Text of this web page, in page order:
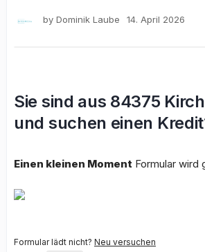
by Dominik Laube 14. April 2026
Sie sind aus 84375
und suchen einen
Einen kleinen Moment Formular wird
Formular lädt nicht? Neu versuchen